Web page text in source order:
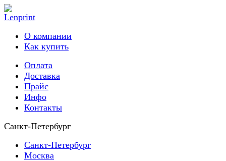
О компании
Как купить
Оплата
Доставка
Прайс
Инфо
Контакты
Санкт-Петербург
Санкт-Петербург
Москва